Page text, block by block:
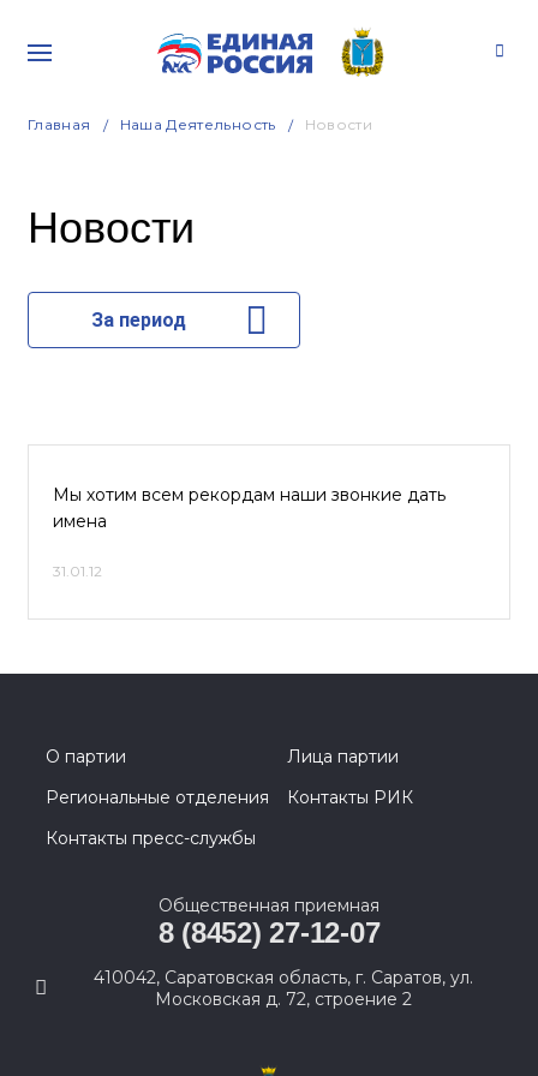
Главная Наша Деятельность Новости
Новости
За период
Мы хотим всем рекордам наши звонкие дать
имена
31.01.12
О партии
Лица партии
Региональные отделения
Контакты РИК
Контакты пресс-службы
Общественная приемная
8 (8452) 27-12-07
410042, Саратовская область, г. Саратов, ул.
Московская д. 72, строение 2